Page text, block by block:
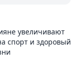
увеличивают
спорт и здоровый